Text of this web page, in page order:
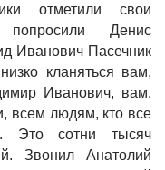
отметили свои
Денис
Иванович Пасечник
кланяться вам,
Иванович, вам,
всем людям, кто все
Это сотни тысяч
Звонил Анатолий